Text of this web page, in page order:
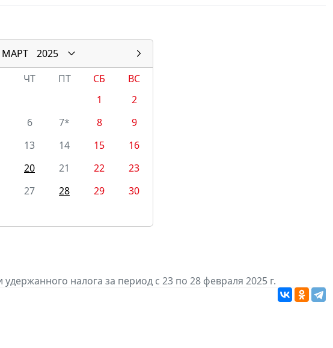
МАРТ
2025
ЧТ ПТ СБ
ВС
1
2
6 7* 8
9
13 14 15
16
20 21 22
23
27 28 29
30
налога за период с 23 по 28 февраля 2025 г.